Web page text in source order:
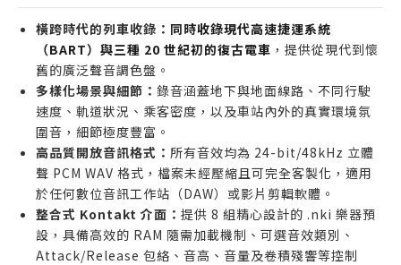
放世界或特定關卡。
作曲家與音樂製作人，希望在配樂中加入非傳統的、
具有工業質感的節奏與紋理。
誰不適合購買
主要尋找傳統樂器音源的音樂人，此音源庫專注於環
境與效果音。
沒有 Native Instruments Kontakt 完整版的用
戶，將無法使用 .nki 預設檔的完整功能。
儲存空間極度有限的創作者，此音源庫需要 4.3 GB
的硬碟安裝空間。
橫跨時代的列車收錄： 同時收錄現代高速捷運系統
（BART）與三種 20 世紀初的復古電車 ，提供從現代到懷
舊的廣泛聲音調色盤。
多樣化場景與細節： 錄音涵蓋地下與地面線路、不同行駛
速度、軌道狀況、乘客密度，以及車站內外的真實環境氛
圍音，細節極度豐富。
高品質開放音訊格式： 所有音效均為 24-bit/48kHz 立體
聲 PCM WAV 格式，檔案未經壓縮且可完全客製化，適用
於任何數位音訊工作站（DAW）或影片剪輯軟體。
整合式 Kontakt 介面： 提供 8 組精心設計的 .nki 樂器預
設，具備高效的 RAM 隨需加載機制、可選音效類別、
Attack/Release 包絡、音高、音量及卷積殘響等控制